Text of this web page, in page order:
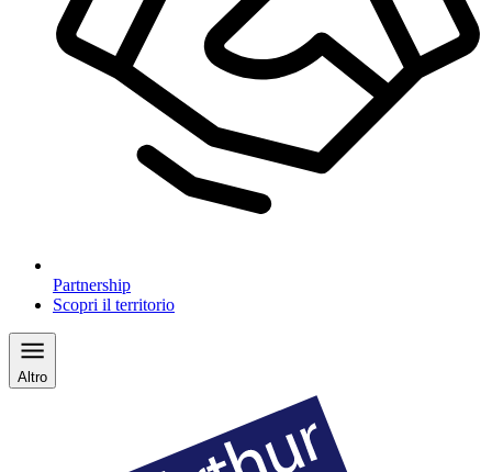
Partnership
Scopri il territorio
Altro